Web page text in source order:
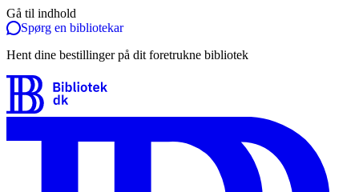
Gå til indhold
Spørg en bibliotekar
Hent dine bestillinger på dit foretrukne bibliotek